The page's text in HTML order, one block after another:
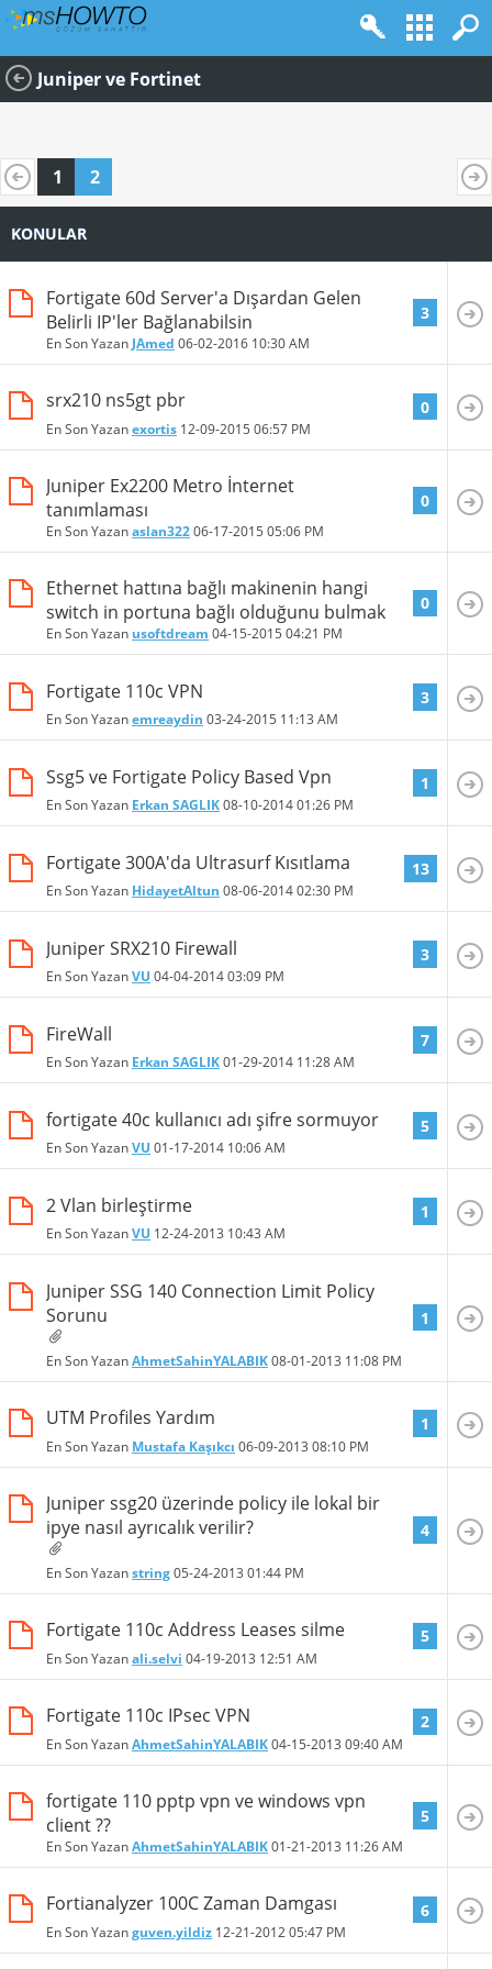
Juniper ve Fortinet
1 2
KONULAR
Fortigate 60d Server'a Dışardan Gelen
Belirli IP'ler Bağlanabilsin
En Son Yazan JAmed 06-02-2016 10:30 AM
3
srx210 ns5gt pbr
En Son Yazanexortis 12-09-2015 06:57 PM
0
Juniper Ex2200 Metro İnternet
tanımlaması
En Son Yazanaslan32206-17-2015 05:06 PM
0
Ethernet hattına bağlı makinenin hangi
switch in portuna bağlı olduğunu bulmak
En Son Yazan usoftdream 04-15-2015 04:21 PM
0
Fortigate 110c VPN
En Son Yazanemreaydin 03-24-2015 11:13 AM
3
Ssg5 ve Fortigate Policy Based Vpn
En Son Yazan Erkan SAGLIK08-10-201401:26 PM
1
Fortigate 300A'da Ultrasurf Kısıtlama
En Son Yazan HidayetAltun 08-06-201402:30 PM
13
Juniper SRX210 Firewall
En Son YazanVU 04-04-201403:09 PM
3
FireWall
En Son Yazan Erkan SAGLIK01-29-2014 11:28 AM
7
fortigate 40c kullanıcı adı şifre sormuyor
En Son YazanVU 01-17-2014 10:06 AM
5
2 Vlan birleştirme
En Son YazanVU 12-24-2013 10:43 AM
1
Juniper SSG 140 Connection Limit Policy
Sorunu
En Son YazanAhmetSahinYALABIK08-01-2013 11:08 PM
1
UTM Profiles Yardım
En Son Yazan Mustafa Kaşıkcı 06-09-2013 08:10 PM
1
Juniper ssg20 üzerinde policy ile lokal bir
ipye nasıl ayrıcalık verilir?
En Son Yazanstring05-24-2013 01:44 PM
4
Fortigate 110c Address Leases silme
En Son Yazanali.selvi 04-19-2013 12:51 AM
5
Fortigate 110c IPsec VPN
En Son YazanAhmetSahinYALABIK04-15-2013 09:40 AM
2
fortigate 110 pptp vpn ve windows vpn
client ??
En Son YazanAhmetSahinYALABIK01-21-2013 11:26 AM
5
Fortianalyzer 100C Zaman Damgası
En Son Yazanguven.yildiz 12-21-201205:47 PM
6